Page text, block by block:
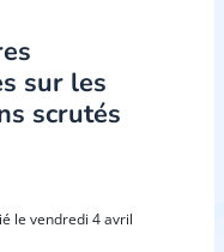
sur les
scrutés
le vendredi 4 avril